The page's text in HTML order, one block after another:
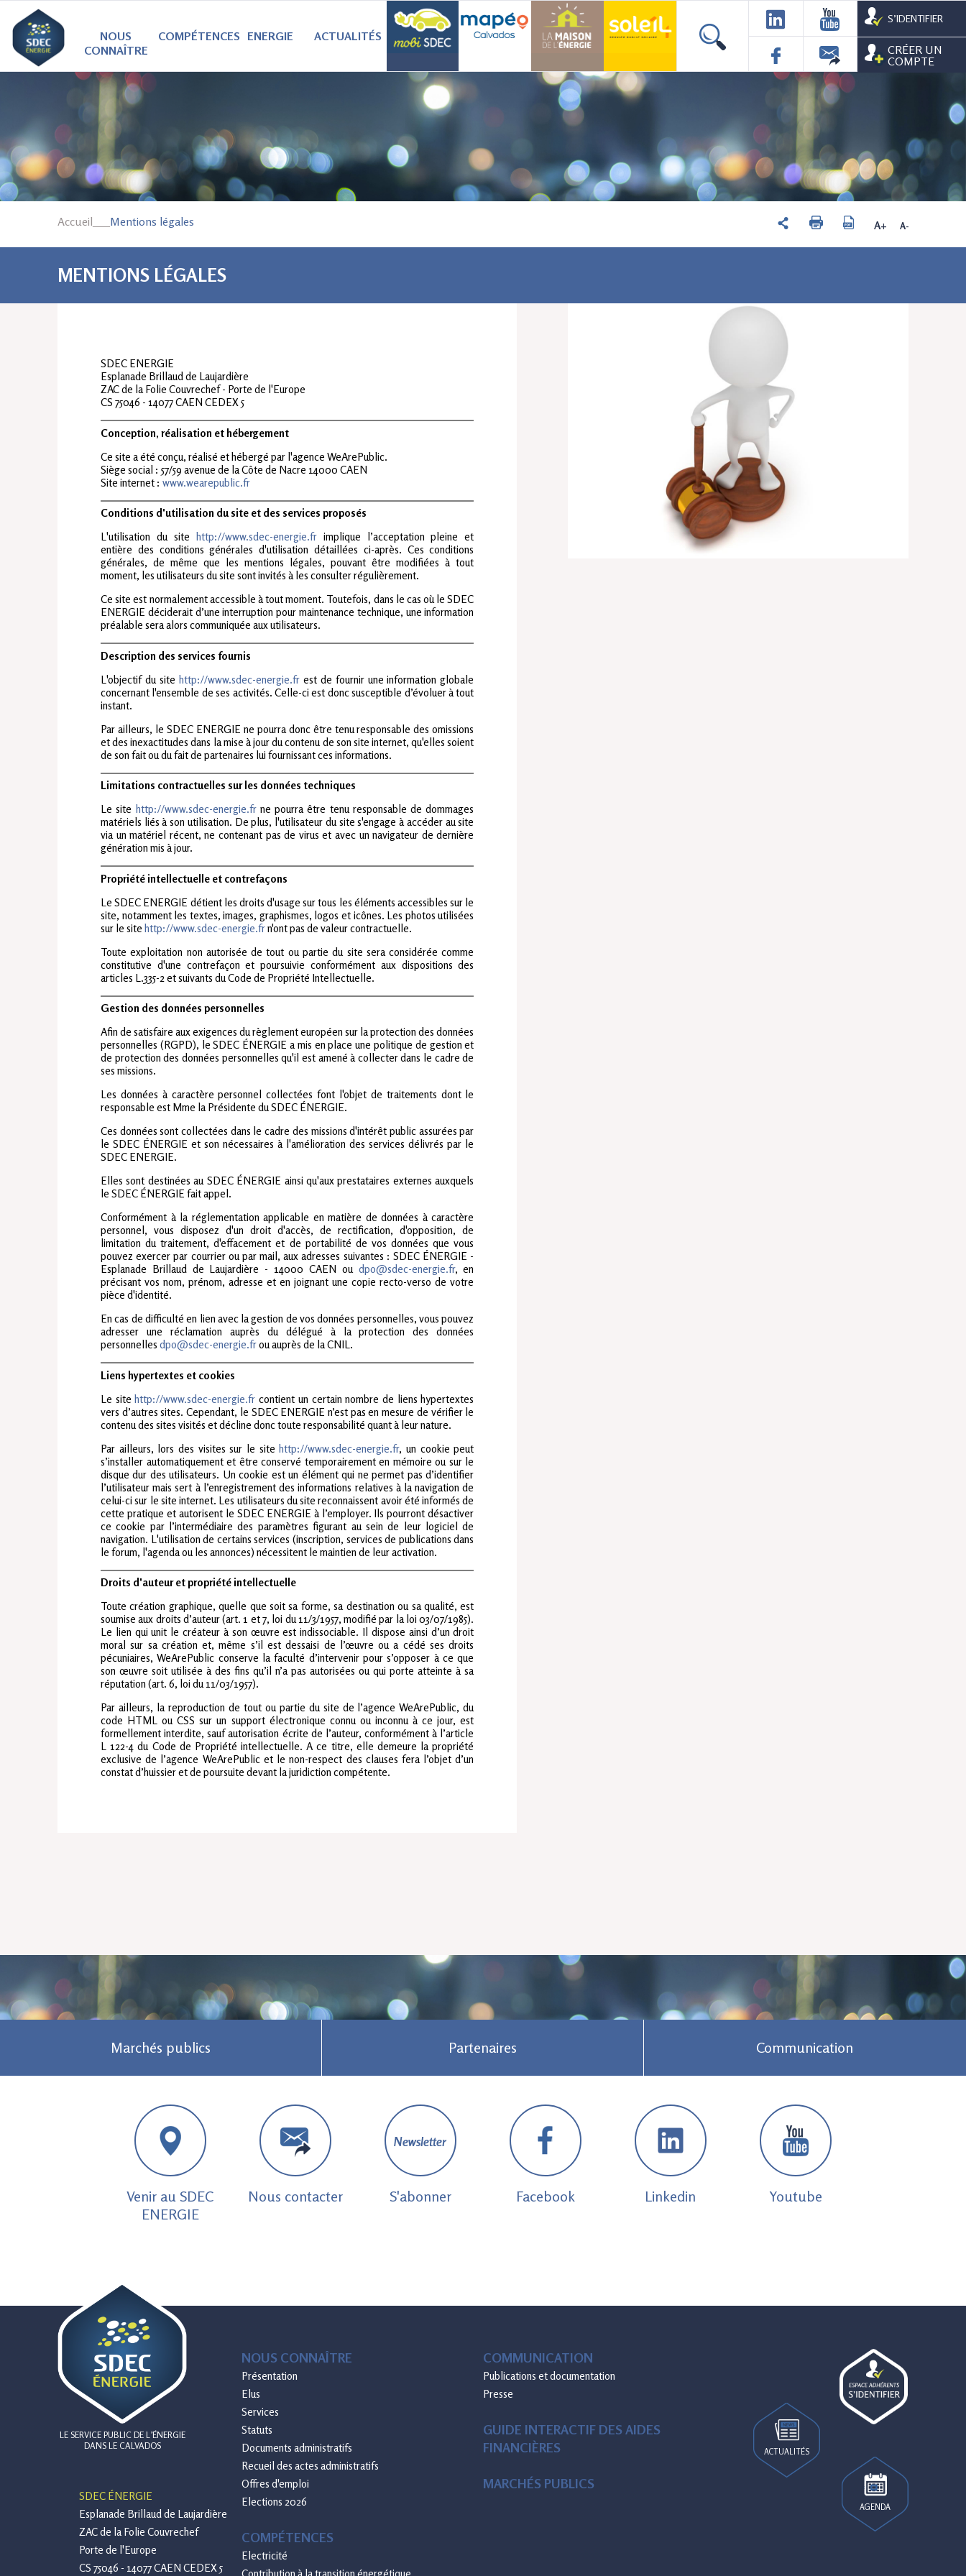
NOUS
CONNAÎTRE
COMPÉTENCES ENERGIE ACTUALITÉS
S’IDENTIFIER
CRÉER UN
COMPTE
VOUS ÊTES ICI
Accueil Mentions légales A+ A-
MENTIONS LÉGALES
SDEC ENERGIE
Esplanade Brillaud de Laujardière
ZAC de la Folie Couvrechef - Porte de l'Europe
CS 75046 - 14077 CAEN CEDEX 5
Conception, réalisation et hébergement
Ce site a été conçu, réalisé et hébergé par l'agence WeArePublic.
Siège social : 57/59 avenue de la Côte de Nacre 14000 CAEN
Site internet : www.wearepublic.fr
Conditions d'utilisation du site et des services proposés
L'utilisation du site http://www.sdec-energie.frimplique l’acceptation pleine et
entière des conditions générales d'utilisation détaillées ci-après. Ces conditions
générales, de même que les mentions légales, pouvant être modifiées à tout
moment, les utilisateurs du site sont invités à les consulter régulièrement.
Ce site est normalement accessible à tout moment. Toutefois, dans le cas où le SDEC
ENERGIE déciderait d’une interruption pour maintenance technique, une information
préalable sera alors communiquée aux utilisateurs.
Description des services fournis
L'objectif du site http://www.sdec-energie.frest de fournir une information globale
concernant l'ensemble de ses activités. Celle-ci est donc susceptible d’évoluer à tout
instant.
Par ailleurs, le SDEC ENERGIE ne pourra donc être tenu responsable des omissions
et des inexactitudes dans la mise à jour du contenu de son site internet, qu'elles soient
de son fait ou du fait de partenaires lui fournissant ces informations.
Limitations contractuelles sur les données techniques
Le site http://www.sdec-energie.frne pourra être tenu responsable de dommages
matériels liés à son utilisation. De plus, l'utilisateur du site s'engage à accéder au site
via un matériel récent, ne contenant pas de virus et avec un navigateur de dernière
génération mis à jour.
Propriété intellectuelle et contrefaçons
Le SDEC ENERGIE détient les droits d'usage sur tous les éléments accessibles sur le
site, notamment les textes, images, graphismes, logos et icônes. Les photos utilisées
sur le site http://www.sdec-energie.frn'ont pas de valeur contractuelle.
Toute exploitation non autorisée de tout ou partie du site sera considérée comme
constitutive d'une contrefaçon et poursuivie conformément aux dispositions des
articles L.335-2 et suivants du Code de Propriété Intellectuelle.
Gestion des données personnelles
Afin de satisfaire aux exigences du règlement européen sur la protection des données
personnelles (RGPD), le SDEC ÉNERGIE a mis en place une politique de gestion et
de protection des données personnelles qu'il est amené à collecter dans le cadre de
ses missions.
Les données à caractère personnel collectées font l'objet de traitements dont le
responsable est Mme la Présidente du SDEC ÉNERGIE.
Ces données sont collectées dans le cadre des missions d'intérêt public assurées par
le SDEC ÉNERGIE et son nécessaires à l'amélioration des services délivrés par le
SDEC ENERGIE.
Elles sont destinées au SDEC ÉNERGIE ainsi qu'aux prestataires externes auxquels
le SDEC ÉNERGIE fait appel.
Conformément à la réglementation applicable en matière de données à caractère
personnel, vous disposez d'un droit d'accès, de rectification, d'opposition, de
limitation du traitement, d'effacement et de portabilité de vos données que vous
pouvez exercer par courrier ou par mail, aux adresses suivantes : SDEC ÉNERGIE -
Esplanade Brillaud de Laujardière - 14000 CAEN ou dpo@sdec-energie.fr, en
précisant vos nom, prénom, adresse et en joignant une copie recto-verso de votre
pièce d'identité.
En cas de difficulté en lien avec la gestion de vos données personnelles, vous pouvez
adresser une réclamation auprès du délégué à la protection des données
personnelles dpo@sdec-energie.frou auprès de la CNIL.
Liens hypertextes et cookies
Le sitehttp://www.sdec-energie.fr contient un certain nombre de liens hypertextes
vers d’autres sites. Cependant, le SDEC ENERGIE n’est pas en mesure de vérifier le
contenu des sites visités et décline donc toute responsabilité quant à leur nature.
Par ailleurs, lors des visites sur le sitehttp://www.sdec-energie.fr, un cookie peut
s’installer automatiquement et être conservé temporairement en mémoire ou sur le
disque dur des utilisateurs. Un cookie est un élément qui ne permet pas d’identifier
l’utilisateur mais sert à l’enregistrement des informations relatives à la navigation de
celui-ci sur le site internet. Les utilisateurs du site reconnaissent avoir été informés de
cette pratique et autorisent le SDEC ENERGIE à l’employer. Ils pourront désactiver
ce cookie par l’intermédiaire des paramètres figurant au sein de leur logiciel de
navigation. L'utilisation de certains services (inscription, services de publications dans
le forum, l'agenda ou les annonces) nécessitent le maintien de leur activation.
Droits d'auteur et propriété intellectuelle
Toute création graphique, quelle que soit sa forme, sa destination ou sa qualité, est
soumise aux droits d’auteur (art. 1 et 7, loi du 11/3/1957, modifié par la loi 03/07/1985).
Le lien qui unit le créateur à son œuvre est indissociable. Il dispose ainsi d’un droit
moral sur sa création et, même s’il est dessaisi de l’œuvre ou a cédé ses droits
pécuniaires, WeArePublic conserve la faculté d’intervenir pour s’opposer à ce que
son œuvre soit utilisée à des fins qu’il n’a pas autorisées ou qui porte atteinte à sa
réputation (art. 6, loi du 11/03/1957).
Par ailleurs, la reproduction de tout ou partie du site de l’agence WeArePublic, du
code HTML ou CSS sur un support électronique connu ou inconnu à ce jour, est
formellement interdite, sauf autorisation écrite de l’auteur, conformément à l’article
L 122-4 du Code de Propriété intellectuelle. A ce titre, elle demeure la propriété
exclusive de l’agence WeArePublic et le non-respect des clauses fera l’objet d’un
constat d’huissier et de poursuite devant la juridiction compétente.
Marchés publics Partenaires Communication
Venir au SDEC
ENERGIE
Nous contacter
Newsletter
S'abonner Facebook Linkedin Youtube
LE SERVICE PUBLIC DE L’ÉNERGIE
DANS LE CALVADOS
SDEC ÉNERGIE
Esplanade Brillaud de Laujardière
ZAC de la Folie Couvrechef
Porte de l'Europe
CS 75046 - 14077 CAEN CEDEX 5
NOUS CONNAÎTRE
Présentation
Elus
Services
Statuts
Documents administratifs
Recueil des actes administratifs
Offres d'emploi
Elections 2026
COMPÉTENCES
Electricité
COMMUNICATION
Publications et documentation
Presse
GUIDE INTERACTIF DES AIDES
FINANCIÈRES
MARCHÉS PUBLICS
ACTUALITÉS
AGENDA